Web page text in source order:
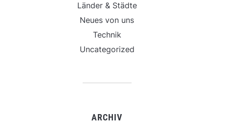
Länder & Städte
Neues von uns
Technik
Uncategorized
ARCHIV